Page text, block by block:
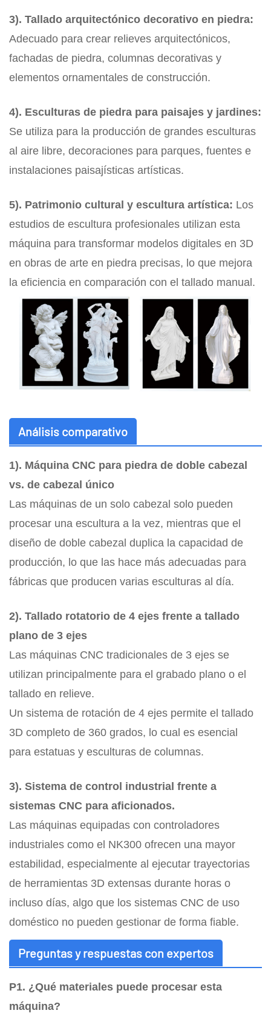
3). Tallado arquitectónico decorativo en piedra:
Adecuado para crear relieves arquitectónicos,
fachadas de piedra, columnas decorativas y
elementos ornamentales de construcción.
4). Esculturas de piedra para paisajes y jardines:
Se utiliza para la producción de grandes esculturas
al aire libre, decoraciones para parques, fuentes e
instalaciones paisajísticas artísticas.
5). Patrimonio cultural y escultura artística: Los
estudios de escultura profesionales utilizan esta
máquina para transformar modelos digitales en 3D
en obras de arte en piedra precisas, lo que mejora
la eficiencia en comparación con el tallado manual.
Análisis comparativo
1). Máquina CNC para piedra de doble cabezal
vs. de cabezal único
Las máquinas de un solo cabezal solo pueden
procesar una escultura a la vez, mientras que el
diseño de doble cabezal duplica la capacidad de
producción, lo que las hace más adecuadas para
fábricas que producen varias esculturas al día.
2). Tallado rotatorio de 4 ejes frente a tallado
plano de 3 ejes
Las máquinas CNC tradicionales de 3 ejes se
utilizan principalmente para el grabado plano o el
tallado en relieve.
Un sistema de rotación de 4 ejes permite el tallado
3D completo de 360 ​​grados, lo cual es esencial
para estatuas y esculturas de columnas.
3). Sistema de control industrial frente a
sistemas CNC para aficionados.
Las máquinas equipadas con controladores
industriales como el NK300 ofrecen una mayor
estabilidad, especialmente al ejecutar trayectorias
de herramientas 3D extensas durante horas o
incluso días, algo que los sistemas CNC de uso
doméstico no pueden gestionar de forma fiable.
Preguntas y respuestas con expertos
P1. ¿Qué materiales puede procesar esta
máquina?